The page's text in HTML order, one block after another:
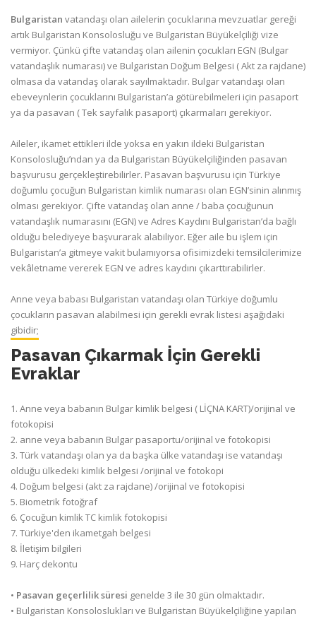
Bulgaristan vatandaşı olan ailelerin çocuklarına mevzuatlar gereği
artık Bulgaristan Konsolosluğu ve Bulgaristan Büyükelçiliği vize
vermiyor. Çünkü çifte vatandaş olan ailenin çocukları EGN (Bulgar
vatandaşlık numarası) ve Bulgaristan Doğum Belgesi ( Akt za rajdane)
olmasa da vatandaş olarak sayılmaktadır. Bulgar vatandaşı olan
ebeveynlerin çocuklarını Bulgaristan’a götürebilmeleri için pasaport
ya da pasavan ( Tek sayfalık pasaport) çıkarmaları gerekiyor.
Aileler, ikamet ettikleri ilde yoksa en yakın ildeki Bulgaristan
Konsolosluğu’ndan ya da Bulgaristan Büyükelçiliğinden pasavan
başvurusu gerçekleştirebilirler. Pasavan başvurusu için Türkiye
doğumlu çocuğun Bulgaristan kimlik numarası olan EGN’sinin alınmış
olması gerekiyor. Çifte vatandaş olan anne / baba çocuğunun
vatandaşlık numarasını (EGN) ve Adres Kaydını Bulgaristan’da bağlı
olduğu belediyeye başvurarak alabiliyor. Eğer aile bu işlem için
Bulgaristan’a gitmeye vakit bulamıyorsa ofisimizdeki temsilcilerimize
vekâletname vererek EGN ve adres kaydını çıkarttırabilirler.
Anne veya babası Bulgaristan vatandaşı olan Türkiye doğumlu
çocukların pasavan alabilmesi için gerekli evrak listesi aşağıdaki
gibidir;
Pasavan Çıkarmak İçin Gerekli
Evraklar
1. Anne veya babanın Bulgar kimlik belgesi ( LİÇNA KART)/orijinal ve
fotokopisi
2. anne veya babanın Bulgar pasaportu/orijinal ve fotokopisi
3. Türk vatandaşı olan ya da başka ülke vatandaşı ise vatandaşı
olduğu ülkedeki kimlik belgesi /orijinal ve fotokopi
4. Doğum belgesi (akt za rajdane) /orijinal ve fotokopisi
5. Biometrik fotoğraf
6. Çocuğun kimlik TC kimlik fotokopisi
7. Türkiye'den ikametgah belgesi
8. İletişim bilgileri
9. Harç dekontu
• Pasavan geçerlilik süresi genelde 3 ile 30 gün olmaktadır.
• Bulgaristan Konsoloslukları ve Bulgaristan Büyükelçiliğine yapılan